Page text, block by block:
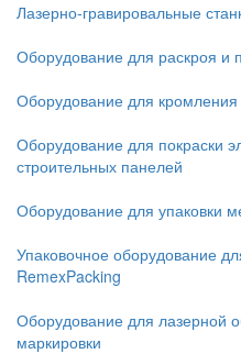
Лазерно-гравировальные
Оборудование для раскроя и
Оборудование для кромления
Оборудование для покраски
строительных панелей
Оборудование для упаковки
Упаковочное оборудование
RemexPacking
Оборудование для лазерной
маркировки